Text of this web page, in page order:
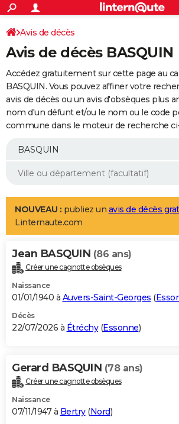
ACTUALITÉS
Politique
Société
Faits Divers
Education
Monde
Villes
+
SPORT
Coupe du monde 2026
Football
Tennis
Cyclisme
Rugby
Forum
Programme TV
TNT
Streaming
Cinéma
Sorties cinéma
Musique
+
FINANCE
Retraite
Epargne
Immobilier
Risques naturels par ville
Banque
Assurance
AUTO
Essais
Réserver un essai
Citadines
Berlines
SUV
Forum auto
+
Mobiles
Meilleur smartphone
Internet
Ordinateurs
Jeux vidéo
Guide high-tech
Aménagement intérieur
LIFESTYLE
Art de vivre
Bien-être
Loisirs
Mode
Modes de vie
Alimentation
Guide de la santé
Maladies
Médicaments
Sommeil
VOYAGE
Destinations
City break
Voyage nature
Voyage de noces
Forum
Climat
+PHOTO
GUIDES D'ACHAT
BONS PLANS
Carte de Noël
Carte Bonne année
Carte Saint-Valentin
Carte Pâques
Carte d'anniversaire
DICTIONNAIRE
Dictionnaire
Biographies
Citations
Expressions
Proverbes
PROGRAMME TV
Avis de décès
Avis de décès BASQUIN
Accédez gratuitement sur cette page au
BASQUIN. Vous pouvez affiner votre
avis de décès ou un avis d'obsèques plus
nom d'un défunt et/ou le nom ou le code
commune dans le moteur de recherche
NOUVEAU : publiez un avis de décès
Linternaute.com
Jean BASQUIN (86 ans)
Créer une cagnotte obsèques
Naissance
01/01/1940 à Auvers-Saint-Georges (
Décès
22/07/2026 à Étréchy(Essonne)
Gerard BASQUIN (78 ans)
Créer une cagnotte obsèques
Naissance
07/11/1947 à Bertry(Nord)